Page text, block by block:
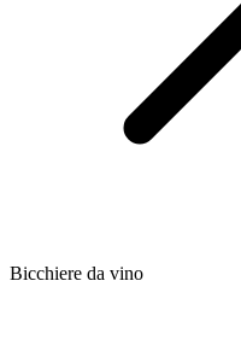
Bicchiere da vino